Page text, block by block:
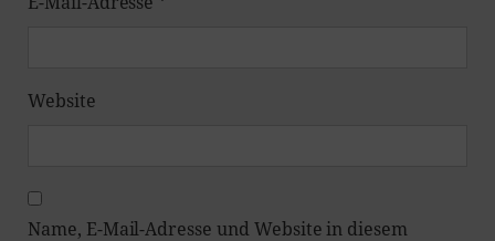
Website
Name, E-Mail-Adresse und Website in diesem